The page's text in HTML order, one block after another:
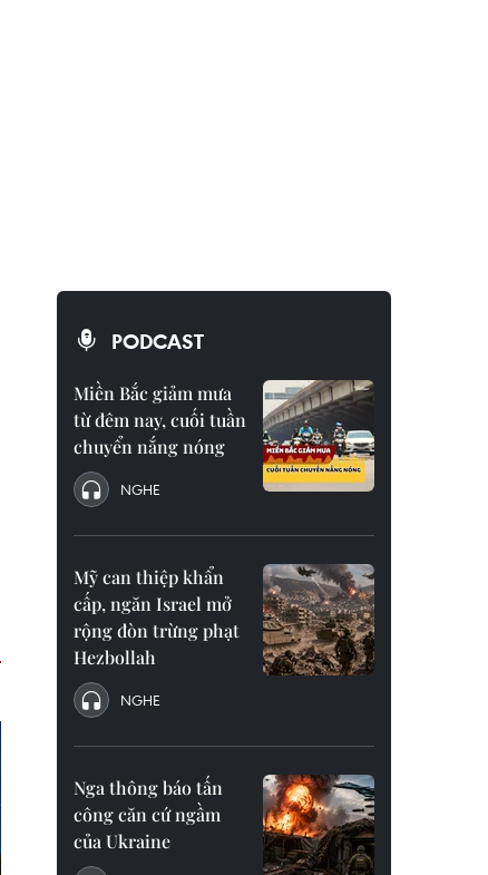
PODCAST
Miền Bắc giảm mưa
từ đêm nay, cuối tuần
chuyển nắng nóng
NGHE
Mỹ can thiệp khẩn
cấp, ngăn Israel mở
rộng đòn trừng phạt
Hezbollah
NGHE
Nga thông báo tấn
công căn cứ ngầm
của Ukraine